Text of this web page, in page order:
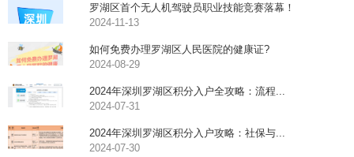
罗湖区首个无人机驾驶员职业技能竞赛落幕！
2024-11-13
如何免费办理罗湖区人民医院的健康证?
2024-08-29
2024年深圳罗湖区积分入户全攻略：流程...
2024-07-31
2024年深圳罗湖区积分入户攻略：社保与...
2024-07-30